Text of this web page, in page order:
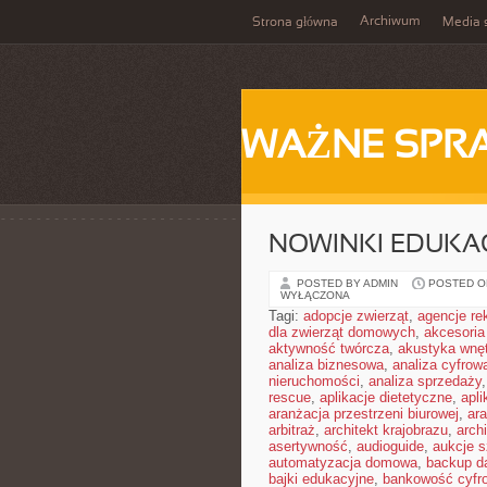
Strona główna Archiwum Media
WAŻNE
NOWINKI
POSTED BY ADMIN POSTED
WYŁĄCZONA
Tagi: adopcje zwierząt, agencje
dla zwierząt domowych,
aktywność twórcza, akustyka
analiza biznesowa, analiza
nieruchomości, analiza sprzedaży,
rescue, aplikacje dietetyczne,
aranżacja przestrzeni biurowej,
arbitraż, architekt krajobrazu,
asertywność, audioguide, aukcje
automatyzacja domowa, backup
bajki edukacyjne, bankowość